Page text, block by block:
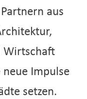
aus
Wirtschaft
neue Impulse
setzen.